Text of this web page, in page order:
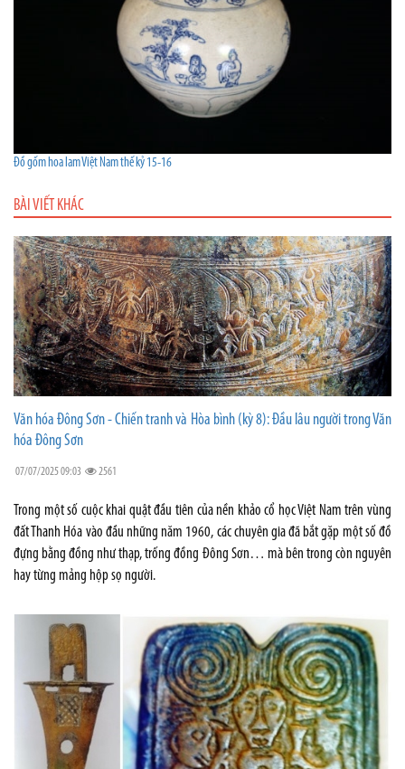
Đồ gốm hoa lam Việt Nam thế kỷ 15-16
BÀI VIẾT KHÁC
Văn hóa Đông Sơn - Chiến tranh và Hòa bình (kỳ 8): Đầu lâu người trong Văn
hóa Đông Sơn
07/07/2025 09:03 2561
Trong một số cuộc khai quật đầu tiên của nền khảo cổ học Việt Nam trên vùng
đất Thanh Hóa vào đầu những năm 1960, các chuyên gia đã bắt gặp một số đồ
đựng bằng đồng như thạp, trống đồng Đông Sơn… mà bên trong còn nguyên
hay từng mảng hộp sọ người.